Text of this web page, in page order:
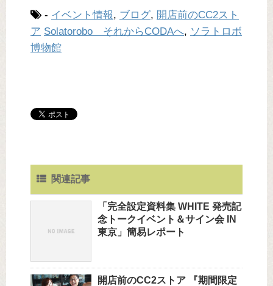
- イベント情報, ブログ, 開店前のCC2スト
ア Solatorobo それからCODAへ, ソラトロボ
博物館
関連記事
「完全設定資料集 WHITE 発売記
念トークイベント＆サイン会 IN
東京」簡易レポート
開店前のCC2ストア 『期間限定